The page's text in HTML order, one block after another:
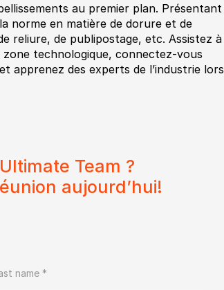
au premier plan. Présentant
norme en matière de dorure et de
reliure, de publipostage, etc. Assistez à
zone technologique, connectez-vous
apprenez des experts de l’industrie lors
Team ?
aujourd’hui!